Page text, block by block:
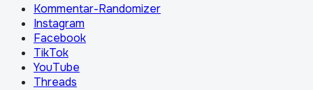
Kommentar-Randomizer
Instagram
Facebook
TikTok
YouTube
Threads